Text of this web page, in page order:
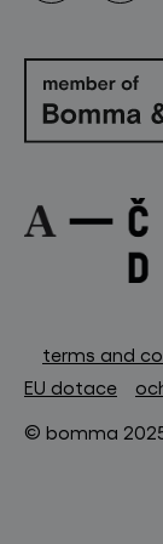
terms and
EU dotace
© bomma